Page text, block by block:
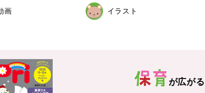
画 イラスト
が広がる